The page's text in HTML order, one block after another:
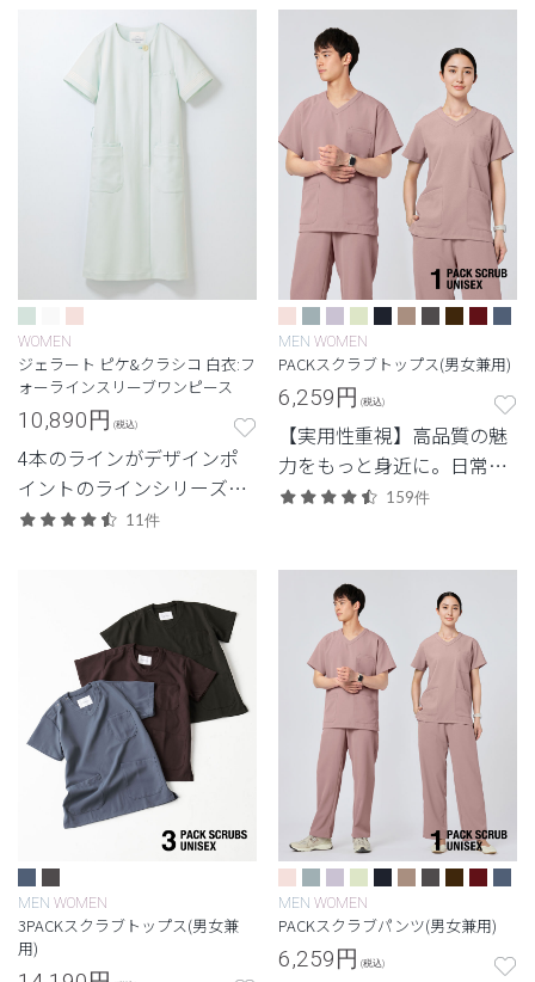
WOMEN
ジェラート ピケ&クラシコ 白衣:フ
ォーラインスリーブワンピース
10,890円 (税込)
4本のラインがデザインポ
イントのラインシリーズワ
ンピース
11件
MEN WOMEN
PACKスクラブトップス(男女兼用)
6,259円 (税込)
【実用性重視】高品質の魅
力をもっと身近に。日常使
いしやすいエントリーモデ
159件
MEN WOMEN
3PACKスクラブトップス(男女兼
用)
MEN WOMEN
PACKスクラブパンツ(男女兼用)
6,259円 (税込)